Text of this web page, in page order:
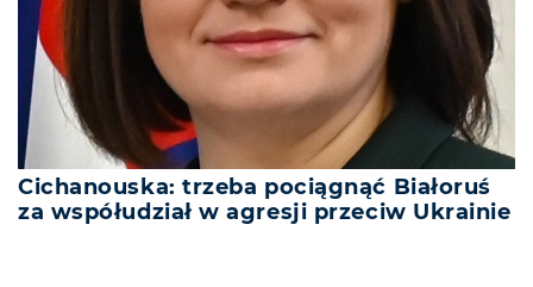
Cichanouska: trzeba pociągnąć Białoruś
za współudział w agresji przeciw Ukrainie